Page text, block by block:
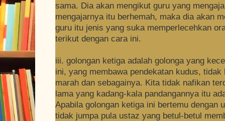
sama. Dia akan mengikut guru yang
mengajarnya itu berhemah, maka dia akan
guru itu jenis yang suka memperlecehkan
terikut dengan cara ini.
iii. golongan ketiga adalah golonga yang
ini, yang membawa pendekatan kudus,
marah dan sebagainya. Kita tidak nafikan
lama yang kadang-kala pandangannya itu
Apabila golongan ketiga ini bertemu dengan
tidak jumpa pula ustaz yang betul-betul